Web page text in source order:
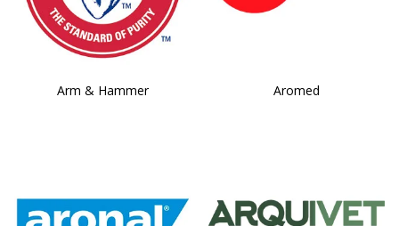
Arm & Hammer Aromed